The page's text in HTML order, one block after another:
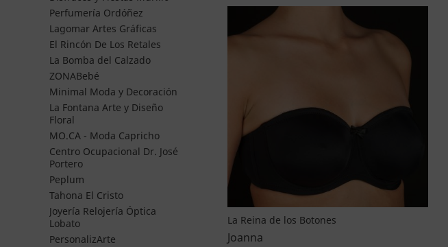
Perfumería Ordóñez
Lagomar Artes Gráficas
El Rincón De Los Retales
La Bomba del Calzado
ZONABebé
Minimal Moda y Decoración
La Fontana Arte y Diseño
Floral
MO.CA - Moda Capricho
Centro Ocupacional Dr. José
Portero
Peplum
Tahona El Cristo
Joyería Relojería Óptica
Lobato
PersonalizArte
La Reina de los Botones
Joanna